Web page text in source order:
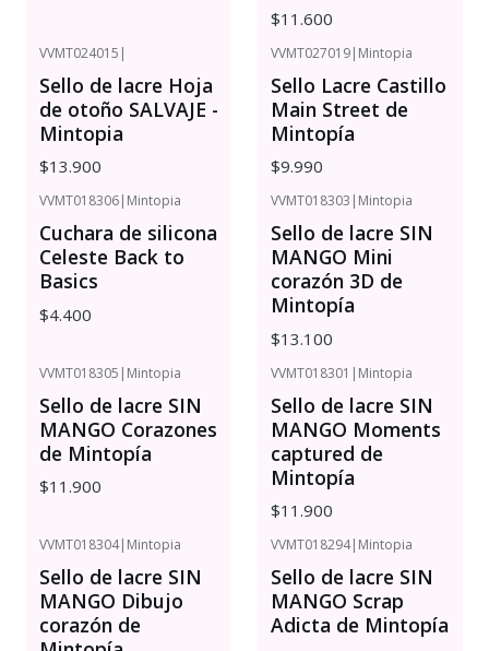
$11.600
VVMT024015 |
Sello de lacre Hoja
de otoño SALVAJE -
Mintopia
$13.900
VVMT027019| Mintopia
Sello Lacre Castillo
Main Street de
Mintopía
$9.990
VVMT018306| Mintopia
Cuchara de silicona
Celeste Back to
Basics
$4.400
VVMT018303 | Mintopia
Sello de lacre SIN
MANGO Mini
corazón 3D de
Mintopía
$13.100
VVMT018305 | Mintopia
Sello de lacre SIN
MANGO Corazones
de Mintopía
$11.900
VVMT018301 | Mintopia
Sello de lacre SIN
MANGO Moments
captured de
Mintopía
$11.900
VVMT018304| Mintopia
Sello de lacre SIN
MANGO Dibujo
corazón de
VVMT018294| Mintopia
Sello de lacre SIN
MANGO Scrap
Adicta de Mintopía